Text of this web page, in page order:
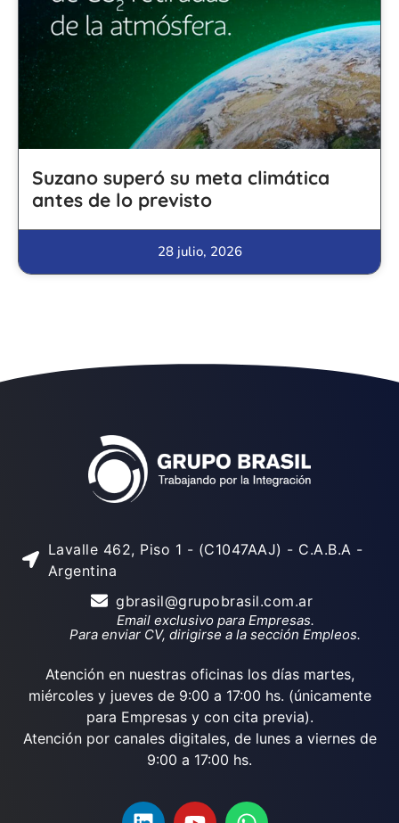
Suzano superó su meta climática
antes de lo previsto
28 julio, 2026
Lavalle 462, Piso 1 - (C1047AAJ) - C.A.B.A -
Argentina
gbrasil@grupobrasil.com.ar
Email exclusivo para Empresas.
Para enviar CV, dirigirse a la sección Empleos.
Atención en nuestras oficinas los días martes,
miércoles y jueves de 9:00 a 17:00 hs. (únicamente
para Empresas y con cita previa).
Atención por canales digitales, de lunes a viernes de
9:00 a 17:00 hs.